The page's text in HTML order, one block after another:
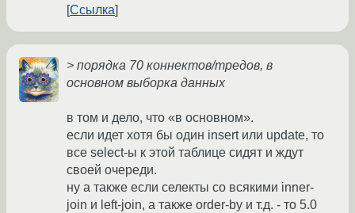
Ссылка
> порядка 70 коннектов/тредов, в
основном выборка данных
в том и дело, что «в основном».
если идет хотя бы один insert или update, то
все select-ы к этой таблице сидят и ждут
своей очереди.
ну а также если селекты со всякими inner-
join и left-join, а также order-by и т.д. - то 5.0